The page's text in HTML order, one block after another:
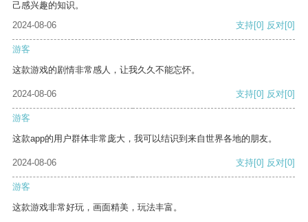
己感兴趣的知识。
2024-08-06
支持[0] 反对[0]
游客
这款游戏的剧情非常感人，让我久久不能忘怀。
2024-08-06 支持[0] 反对[0]
游客
这款app的用户群体非常庞大，我可以结识到来自世界各地的朋友。
2024-08-06 支持[0] 反对[0]
游客
这款游戏非常好玩，画面精美，玩法丰富。